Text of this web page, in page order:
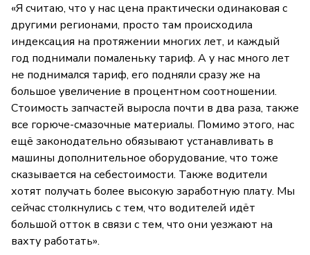
«Я считаю, что у нас цена практически одинаковая с
другими регионами, просто там происходила
индексация на протяжении многих лет, и каждый
год поднимали помаленьку тариф. А у нас много лет
не поднимался тариф, его подняли сразу же на
большое увеличение в процентном соотношении.
Стоимость запчастей выросла почти в два раза, также
все горюче-смазочные материалы. Помимо этого, нас
ещё законодательно обязывают устанавливать в
машины дополнительное оборудование, что тоже
сказывается на себестоимости. Также водители
хотят получать более высокую заработную плату. Мы
сейчас столкнулись с тем, что водителей идёт
большой отток в связи с тем, что они уезжают на
вахту работать».